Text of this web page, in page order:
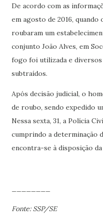
De acordo com as
em agosto de 2016,
roubaram um
conjunto João Alves, em
fogo foi utilizada e
subtraídos.
Após decisão judicial, o
de roubo, sendo expedido
Nessa sexta, 31, a Polícia
cumprindo a determinação
encontra-se à disposição da
Fonte: SSP/SE